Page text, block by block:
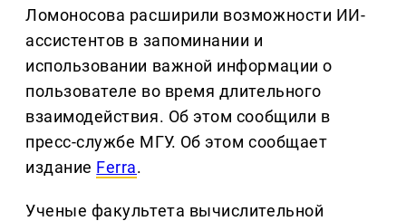
Ломоносова расширили возможности ИИ-
ассистентов в запоминании и
использовании важной информации о
пользователе во время длительного
взаимодействия. Об этом сообщили в
пресс-службе МГУ. Об этом сообщает
издание Ferra.
Ученые факультета вычислительной